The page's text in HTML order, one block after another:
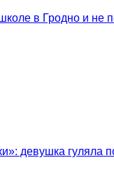
в Гродно и не
девушка гуляла